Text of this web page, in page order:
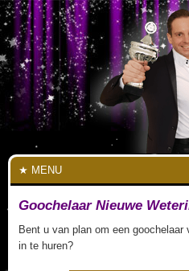
MENU
Goochelaar Nieuwe
Bent u van plan om een
in te huren?